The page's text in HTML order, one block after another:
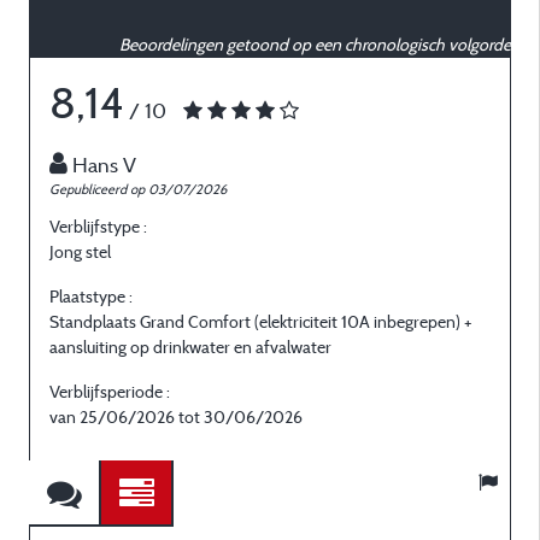
Beoordelingen getoond op een chronologisch volgorde
8,14 / 10
Hans V
Gepubliceerd op 03/07/2026
Verblijfstype :
Jong stel
Plaatstype :
Standplaats Grand Comfort (elektriciteit 10A inbegrepen) +
aansluiting op drinkwater en afvalwater
Verblijfsperiode :
van 25/06/2026 tot 30/06/2026